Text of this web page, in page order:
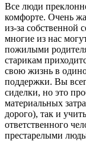
Все люди
комфорте. Очень
из-за собственной
многие из нас
пожилыми
старикам
свою жизнь в
поддержки. Вы
сиделки, но это
материальных
дорого), так и
ответственного
престарелыми